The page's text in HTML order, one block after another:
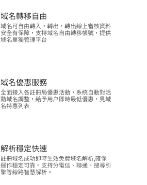
域名轉移自由
域名可自由轉入，轉出，轉出線上審核資料
安全有保障，支持域名自由轉移帳號，提供
域名單獨管理平台
域名優惠服務
全面接入各註冊局優惠活動，系統自動對活
動域名調整，給予用户即時最低優惠，見域
名特惠列表
解析穩定快速
註冊域名成功即時生效免費域名解析,確保
運作穩定可靠。支持分電信、聯通、搜尋引
擎等線路智慧解析。